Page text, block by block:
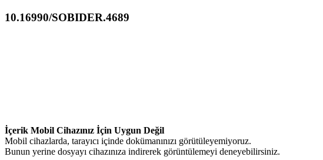
10.16990/SOBIDER.4689
İçerik Mobil Cihazınız İçin Uygun Değil
Mobil cihazlarda, tarayıcı içinde dokümanınızı görütüleyemiyoruz.
Bunun yerine dosyayı cihazınıza indirerek görüntülemeyi deneyebilirsiniz.